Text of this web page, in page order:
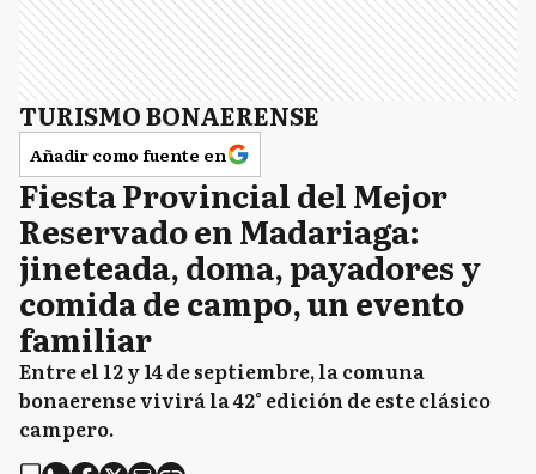
TURISMO BONAERENSE
Añadir como fuente en
Fiesta Provincial del Mejor
Reservado en Madariaga:
jineteada, doma, payadores y
comida de campo, un evento
familiar
Entre el 12 y 14 de septiembre, la comuna
bonaerense vivirá la 42° edición de este clásico
campero.